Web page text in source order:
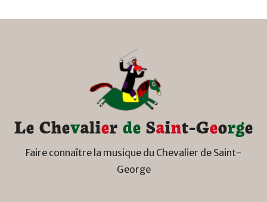
Le Chevalier de Saint-George
Faire connaître la musique du Chevalier de Saint-
George